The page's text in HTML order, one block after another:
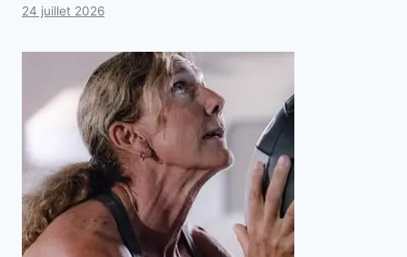
24 juillet 2026